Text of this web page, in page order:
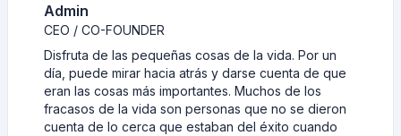
Admin
CEO / CO-FOUNDER
Disfruta de las pequeñas cosas de la vida. Por un
día, puede mirar hacia atrás y darse cuenta de que
eran las cosas más importantes. Muchos de los
fracasos de la vida son personas que no se dieron
cuenta de lo cerca que estaban del éxito cuando